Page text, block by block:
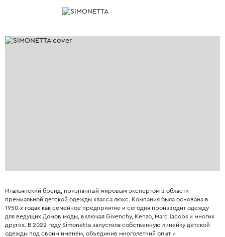
Итальянский бренд, признанный мировым экспертом в области
премиальной детской одежды класса люкс. Компания была основана в
1950-х годах как семейное предприятие и сегодня производит одежду
для ведущих Домов моды, включая Givenchy, Kenzo, Marc Jacobs и многих
других. В 2022 году Simonetta запустила собственную линейку детской
одежды под своим именем, объединив многолетний опыт и